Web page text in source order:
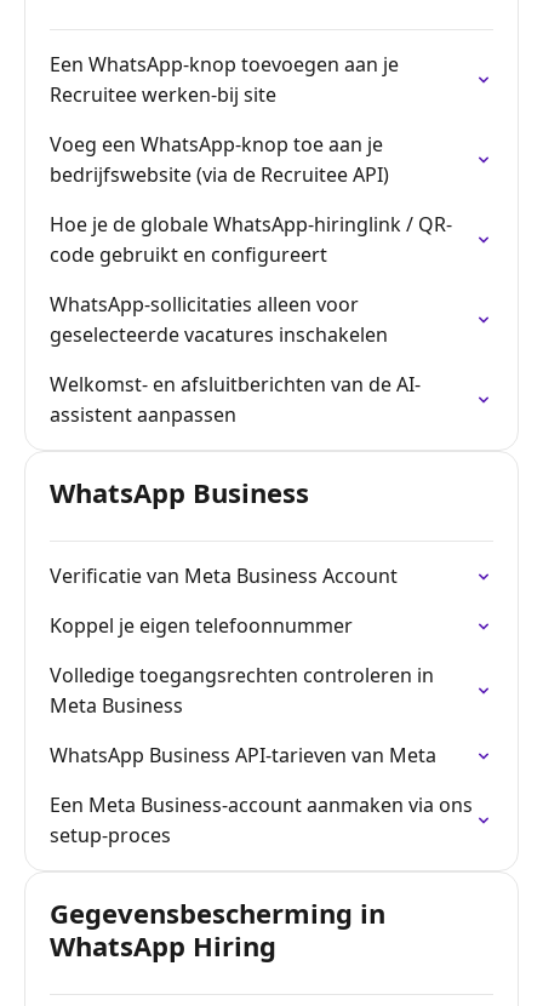
Een WhatsApp-knop toevoegen aan je
Recruitee werken-bij site
Voeg een WhatsApp-knop toe aan je
bedrijfswebsite (via de Recruitee API)
Hoe je de globale WhatsApp-hiringlink / QR-
code gebruikt en configureert
WhatsApp-sollicitaties alleen voor
geselecteerde vacatures inschakelen
Welkomst- en afsluitberichten van de AI-
assistent aanpassen
WhatsApp Business
Verificatie van Meta Business Account
Koppel je eigen telefoonnummer
Volledige toegangsrechten controleren in
Meta Business
WhatsApp Business API-tarieven van Meta
Een Meta Business-account aanmaken via ons
setup-proces
Gegevensbescherming in
WhatsApp Hiring